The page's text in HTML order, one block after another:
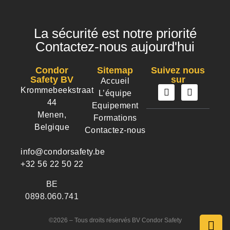
La sécurité est notre priorité
Contactez-nous aujourd'hui
Condor
Safety BV
Krommebeekstraat
44
Menen,
Belgique
info@condorsafety.be
+32 56 22 50 22
BE
0898.060.741
Sitemap
Accueil
L’équipe
Equipement
Formations
Contactez-nous
Suivez nous
sur
©2026 – Tous droits réservés BV Condor Safety